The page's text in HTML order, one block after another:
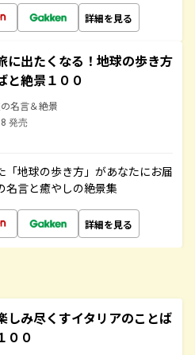
詳細を見る
に出たくなる！地球の歩き方
と絶景１００
名言＆絶景
発売
地球の歩き方」があなたにお届
名言と癒やしの絶景集
詳細を見る
しみ尽くすイタリアのことば
００